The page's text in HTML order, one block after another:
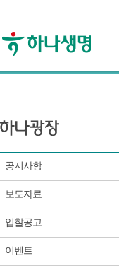
공지사항
보도자료
입찰공고
이벤트